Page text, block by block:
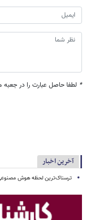
* لطفا حاصل عبارت را در جعبه
آخرین اخبار
ترسناک‌ترین لحظه هوش مصنوعی